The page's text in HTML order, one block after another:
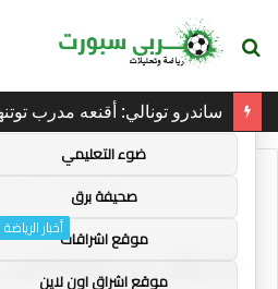
بحث
أخبار الرياضة
اعتزال بن ستوكس:
توصيات :
باقة متميزة VIP (كود: AA35872):
ضوء التعليمي
صحيفة برق
موقع اشراقات
موقع اشراق اون لاين